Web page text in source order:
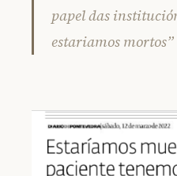
papel das
estariamos mortos”